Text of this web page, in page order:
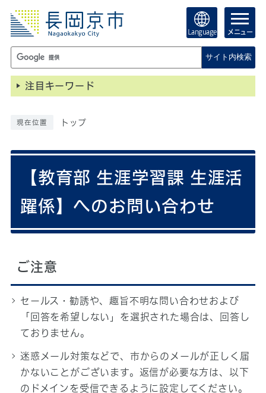
Language メニュー
サイト内検索
注目キーワード
現在位置 トップ
【教育部 生涯学習課 生涯活
躍係】へのお問い合わせ
ご注意
セールス・勧誘や、趣旨不明な問い合わせおよび
「回答を希望しない」を選択された場合は、回答し
ておりません。
迷惑メール対策などで、市からのメールが正しく届
かないことがございます。返信が必要な方は、以下
のドメインを受信できるように設定してください。